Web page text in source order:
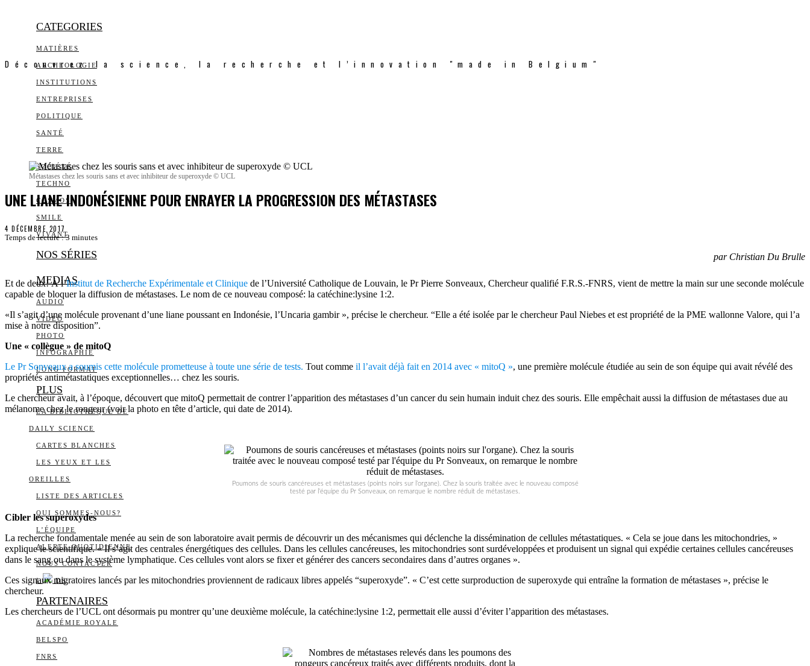
CATEGORIES
MATIÈRES
ARCHEOLOGIE
INSTITUTIONS
ENTREPRISES
POLITIQUE
SANTÉ
TERRE
SOCIÉTÉ
TECHNO
COSMOS
SMILE
VIVANT
NOS SÉRIES
MEDIAS
AUDIO
VIDÉO
PHOTO
INFOGRAPHIE
LONG FORMAT
PLUS
LA BIBLIOTHÈQUE DE
DAILY SCIENCE
CARTES BLANCHES
LES YEUX ET LES
OREILLES
LISTE DES ARTICLES
QUI SOMMES-NOUS?
L’ÉQUIPE
ALERTE QUOTIDIENNE
NOUS CONTACTER
I DS
PARTENAIRES
ACADÉMIE ROYALE
BELSPO
FNRS
Découvrez la science, la recherche et l’innovation "made in Belgium"
Métastases chez les souris sans et avec inhibiteur de superoxyde © UCL
UNE LIANE INDONÉSIENNE POUR ENRAYER LA PROGRESSION DES MÉTASTASES
4 DÉCEMBRE 2017
Temps de lecture :3 minutes
par Christian Du Brulle
Et de deux! À l’Institut de Recherche Expérimentale et Clinique de l’Université Catholique de Louvain, le Pr Pierre Sonveaux, Chercheur qualifié F.R.S.-FNRS, vient de mettre la main sur une seconde molécule
capable de bloquer la diffusion de métastases. Le nom de ce nouveau composé: la catéchine:lysine 1:2.
«Il s’agit d’une molécule provenant d’une liane poussant en Indonésie, l’Uncaria gambir », précise le chercheur. “Elle a été isolée par le chercheur Paul Niebes et est propriété de la PME wallonne Valore, qui l’a
mise à notre disposition”.
Une « collègue » de mitoQ
Le Pr Sonveaux a soumis cette molécule prometteuse à toute une série de tests. Tout comme il l’avait déjà fait en 2014 avec « mitoQ », une première molécule étudiée au sein de son équipe qui avait révélé des
propriétés antimétastatiques exceptionnelles… chez les souris.
Le chercheur avait, à l’époque, découvert que mitoQ permettait de contrer l’apparition des métastases d’un cancer du sein humain induit chez des souris. Elle empêchait aussi la diffusion de métastases due au
mélanome chez le rongeur (voir la photo en tête d’article, qui date de 2014).
Poumons de souris cancéreuses et métastases (points noirs sur l’organe). Chez la souris traitée avec le nouveau composé
testé par l’équipe du Pr Sonveaux, on remarque le nombre réduit de métastases.
Cibler les superoxydes
La recherche fondamentale menée au sein de son laboratoire avait permis de découvrir un des mécanismes qui déclenche la dissémination de cellules métastatiques. « Cela se joue dans les mitochondries, »
explique le scientifique. « Il s’agit des centrales énergétiques des cellules. Dans les cellules cancéreuses, les mitochondries sont surdéveloppées et produisent un signal qui expédie certaines cellules cancéreuses
dans le sang ou dans le système lymphatique. Ces cellules vont alors se fixer et générer des cancers secondaires dans d’autres organes ».
Ces signaux migratoires lancés par les mitochondries proviennent de radicaux libres appelés “superoxyde”. « C’est cette surproduction de superoxyde qui entraîne la formation de métastases », précise le
chercheur.
Les chercheurs de l’UCL ont désormais pu montrer qu’une deuxième molécule, la catéchine:lysine 1:2, permettait elle aussi d’éviter l’apparition des métastases.